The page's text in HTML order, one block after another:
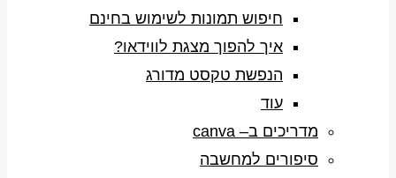
חיפוש תמונות לשימוש בחינם
איך להפוך מצגת לווידאו?
הנפשת טקסט מדורג
עוד
מדריכים ב– canva
סיפורים למחשבה